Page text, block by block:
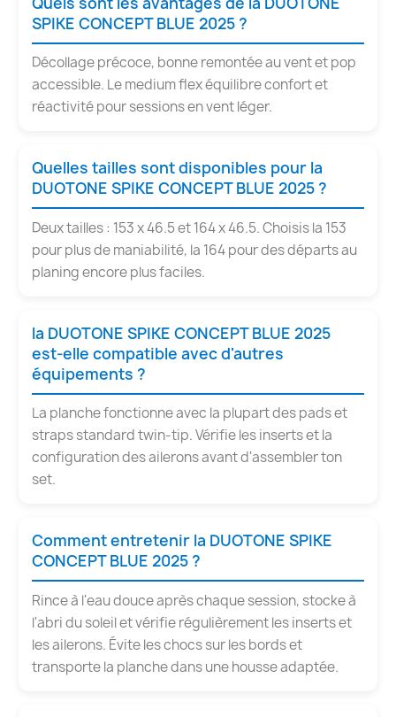
SPIKE CONCEPT BLUE 2025 ?
Décollage précoce, bonne remontée au vent et pop
accessible. Le medium flex équilibre confort et
réactivité pour sessions en vent léger.
Quelles tailles sont disponibles pour la
DUOTONE SPIKE CONCEPT BLUE 2025 ?
Deux tailles : 153 x 46.5 et 164 x 46.5. Choisis la 153
pour plus de maniabilité, la 164 pour des départs au
planing encore plus faciles.
la DUOTONE SPIKE CONCEPT BLUE 2025
est-elle compatible avec d'autres
équipements ?
La planche fonctionne avec la plupart des pads et
straps standard twin-tip. Vérifie les inserts et la
configuration des ailerons avant d'assembler ton
set.
Comment entretenir la DUOTONE SPIKE
CONCEPT BLUE 2025 ?
Rince à l'eau douce après chaque session, stocke à
l'abri du soleil et vérifie régulièrement les inserts et
les ailerons. Évite les chocs sur les bords et
transporte la planche dans une housse adaptée.